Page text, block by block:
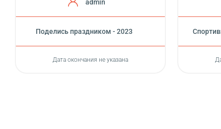
admin
Поделись праздником - 2023
Дата окончания не указана